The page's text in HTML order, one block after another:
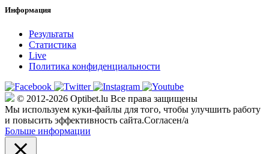
Информация
Результаты
Статистика
Live
Политика конфиденциальности
© 2012-2026 Optibet.lu Все права защищены
Мы используем куки-файлы для того, чтобы улучшить работу
и повысить эффективность сайта.Согласен/а
Больше информации